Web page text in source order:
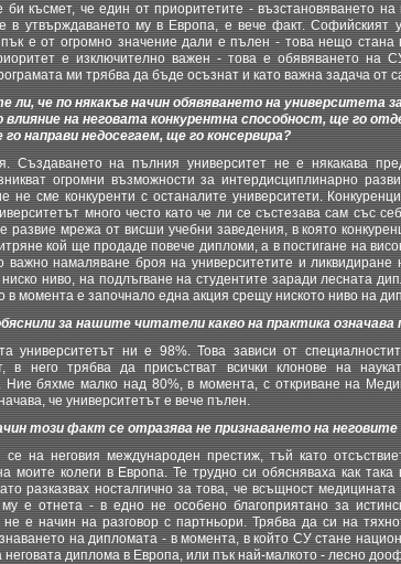
късмет, че един от приоритетите - възстановяването на
в утвърждаването му в Европа, е вече факт. Софийският
пък е от огромно значение дали е пълен - това нещо
е изключително важен - това е обявяването на
ми трябва да бъде осъзнат и като важна задача от
че по някакъв начин обявяването на университета
на неговата конкурентна способност, ще го
го направи недосегаем, ще го консервира?
на пълния университет не е някакава
огромни възможности за интердисциплинарно
не сме конкуренти с останалите университети.
много често като че ли се състезава сам със
развие мрежа от висши учебни заведения, в която
кой ще продаде повече дипломи, а в постигане на
важно намаляване броя на университетите и ликвидиране
ниско ниво, на подлъгване на студентите заради лесната
в момента е започнало една акция срещу ниското ниво на
за нашите читатели какво на практика означава
ни е 98%. Това зависи от
в него трябва да присъстват всички клонове на
Ние бяхме малко над 80%, в момента, с откриване на
че университетът е вече пълен.
този факт се отразява не признаването на неговите
на неговия международен престиж, тъй като
моите колеги в Европа. Те трудно си обясняваха как
разказвах носталгично за това, че всъщност
му е отнета - в едно не особено благоприятано за
не е начин на разговор с партньори. Трябва да си на
на дипломата - в момента, в който СУ стане
неговата диплома в Европа, или пък най-малкото - лесно